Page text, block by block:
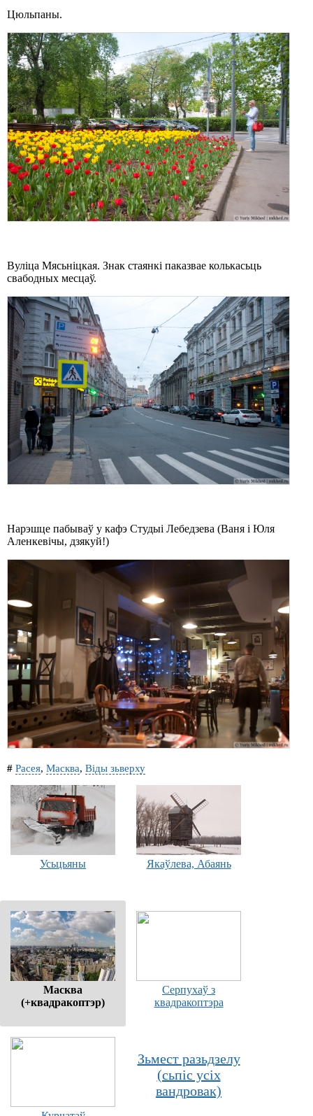
Цюльпаны.
Вуліца Мясьніцкая. Знак стаянкі паказвае колькасьць
свабодных месцаў.
Нарэшце пабываў у кафэ Студыі Лебедзева (Ваня і Юля
Аленкевічы, дзякуй!)
# Расея, Масква, Віды зьверху
Усьцьяны Якаўлева, Абаянь
Масква
(+квадракоптэр)
Серпухаў з
квадракоптэра
Зьмест разьдзелу
(сьпіс усіх
вандровак)